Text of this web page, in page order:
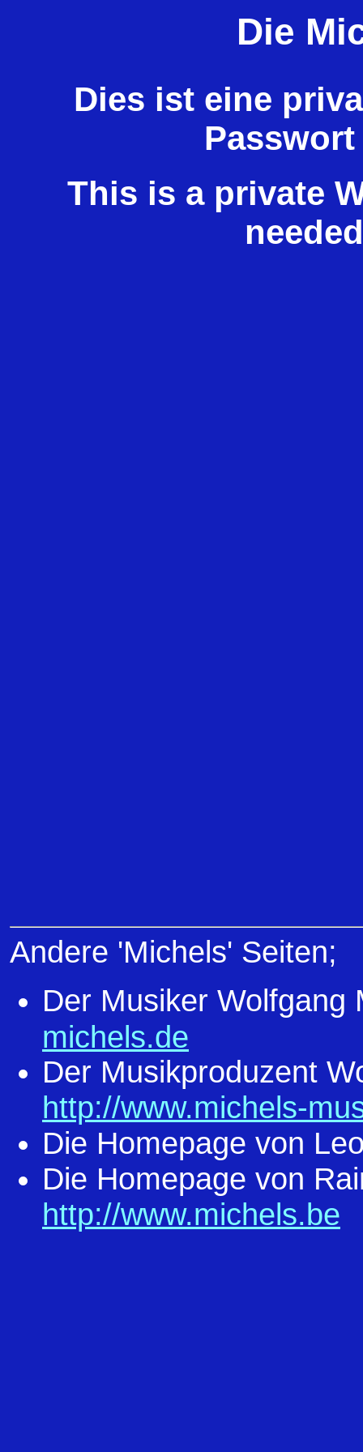
Die
Dies ist eine
This is a private
Andere 'Michels' Seiten;
Der Musiker Wolfgang
michels.de
Der Musikproduzent
http://www.michels-
Die Homepage von
Die Homepage von
http://www.michels.be